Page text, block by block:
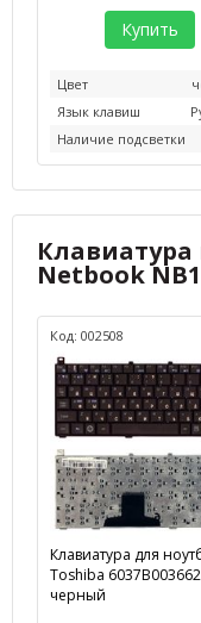
Купить
Цвет
Язык клавиш
Наличие подсветки
Клавиатура
Netbook
Код: 002508
Клавиатура для
Toshiba
черный